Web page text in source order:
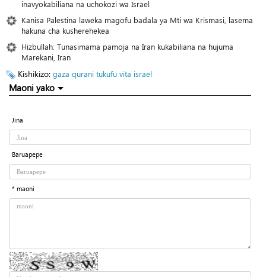
inavyokabiliana na uchokozi wa Israel
Kanisa Palestina laweka magofu badala ya Mti wa Krismasi, lasema
hakuna cha kusherehekea
Hizbullah: Tunasimama pamoja na Iran kukabiliana na hujuma
Marekani, Iran
Kishikizo: gaza qurani tukufu vita israel
Maoni yako
Jina
Baruapepe
* maoni